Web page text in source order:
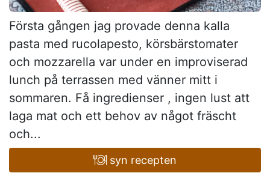
Första gången jag provade denna kalla
pasta med rucolapesto, körsbärstomater
och mozzarella var under en improviserad
lunch på terrassen med vänner mitt i
sommaren. Få ingredienser , ingen lust att
laga mat och ett behov av något fräscht
och...
syn recepten